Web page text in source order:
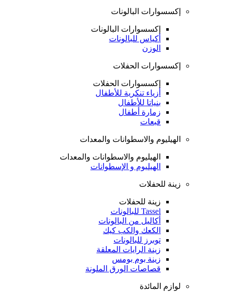
إكسسوارات البالونات
إكسسوارات البالونات
أكياس للبالونات
الوزن
إكسسوارات الحفلات
إكسسوارات الحفلات
أزياء تنكرية للأطفال
بنياتا للأطفال
زمارة أطفال
قبعات
الهيليوم والاسطوانات والمعدات
الهيليوم والاسطوانات والمعدات
الهيليوم و الإسطوانات
زينة للحفلات
زينة للحفلات
Tassel للبالونات
أكاليل من البالونات
الكعك والكب كيك
توبرز للبالونات
زينة الرايات المعلقة
زينة بوم بومس
قصاصات الورق الملونة
لوازم المائدة